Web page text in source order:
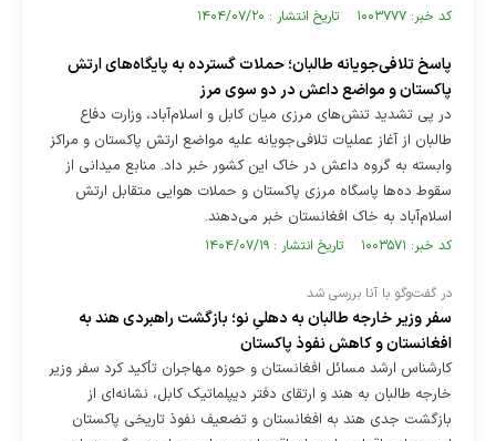
کد خبر: ۱۰۰۳۷۷۷ تاریخ انتشار : ۱۴۰۴/۰۷/۲۰
پاسخ تلافی‌جویانه طالبان؛ حملات گسترده به پایگاه‌های ارتش
پاکستان و مواضع داعش در دو سوی مرز
در پی تشدید تنش‌های مرزی میان کابل و اسلام‌آباد، وزارت دفاع
طالبان از آغاز عملیات تلافی‌جویانه علیه مواضع ارتش پاکستان و مراکز
وابسته به گروه داعش در خاک این کشور خبر داد. منابع میدانی از
سقوط ده‌ها پاسگاه مرزی پاکستان و حملات هوایی متقابل ارتش
اسلام‌آباد به خاک افغانستان خبر می‌دهند.
کد خبر: ۱۰۰۳۵۷۱ تاریخ انتشار : ۱۴۰۴/۰۷/۱۹
در گفت‌و‌گو با آنا بررسی شد
سفر وزیر خارجه طالبان به دهلیِ نو؛ بازگشت راهبردی هند به
افغانستان و کاهش نفوذ پاکستان
کارشناس ارشد مسائل افغانستان و حوزه مهاجران تأکید کرد سفر وزیر
خارجه طالبان به هند و ارتقای دفتر دیپلماتیک کابل، نشانه‌ای از
بازگشت جدی هند به افغانستان و تضعیف نفوذ تاریخی پاکستان